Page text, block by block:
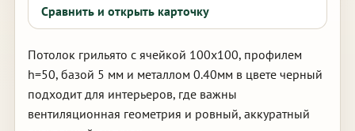
Сравнить и открыть карточку
Потолок грильято с ячейкой 100х100, профилем
h=50, базой 5 мм и металлом 0.40мм в цвете черный
подходит для интерьеров, где важны
вентиляционная геометрия и ровный, аккуратный